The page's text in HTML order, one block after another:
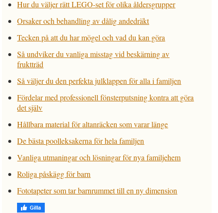
Hur du väljer rätt LEGO-set för olika åldersgrupper
Orsaker och behandling av dålig andedräkt
Tecken på att du har mögel och vad du kan göra
Så undviker du vanliga misstag vid beskärning av
fruktträd
Så väljer du den perfekta julklappen för alla i familjen
Fördelar med professionell fönsterputsning kontra att göra
det själv
Hållbara material för altanräcken som varar länge
De bästa poolleksakerna för hela familjen
Vanliga utmaningar och lösningar för nya familjehem
Roliga påskägg för barn
Fototapeter som tar barnrummet till en ny dimension